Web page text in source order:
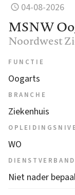
04-08-2026
MSNW
Noordwest
FUNCTIE
Oogarts
BRANCHE
Ziekenhuis
WO
DIENSTVERBAND
Niet nader